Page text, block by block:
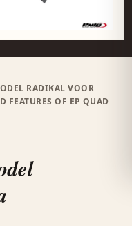
RADIKAL VOOR
FEATURES OF EP QUAD